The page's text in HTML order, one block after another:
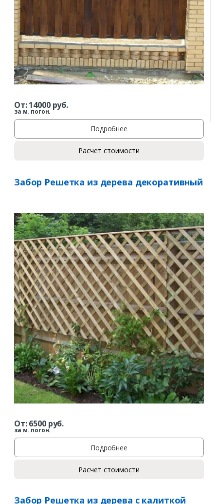
Заказать
Ваше имя*
Ваш телефон*
От:14000руб.
за м. погон.
Подробнее
Расчет стоимости
Забор Решетка из дерева декоративный
От:6500руб.
за м. погон.
Подробнее
Расчет стоимости
Забор Решетка из дерева с калиткой